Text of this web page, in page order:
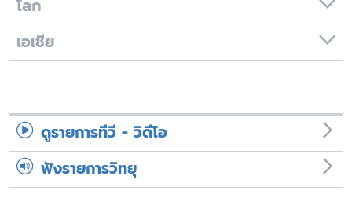
โลก
เอเชีย
ดูรายการทีวี - วิดีโอ
ฟังรายการวิทยุ